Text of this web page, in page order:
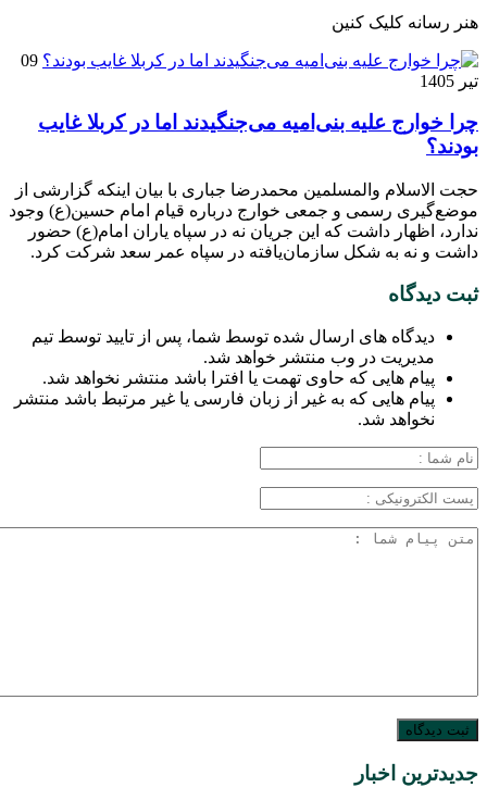
هنر رسانه کلیک کنین
09
تیر 1405
چرا خوارج علیه بنی‌امیه می‌جنگیدند اما در کربلا غایب
بودند؟
حجت الاسلام والمسلمین محمدرضا جباری با بیان اینکه گزارشی از
موضع‌گیری رسمی و جمعی خوارج درباره قیام امام حسین(ع) وجود
ندارد، اظهار داشت که این جریان نه در سپاه یاران امام(ع) حضور
داشت و نه به شکل سازمان‌یافته در سپاه عمر سعد شرکت کرد.
ثبت دیدگاه
دیدگاه های ارسال شده توسط شما، پس از تایید توسط تیم
مدیریت در وب منتشر خواهد شد.
پیام هایی که حاوی تهمت یا افترا باشد منتشر نخواهد شد.
پیام هایی که به غیر از زبان فارسی یا غیر مرتبط باشد منتشر
نخواهد شد.
جدیدترین اخبار